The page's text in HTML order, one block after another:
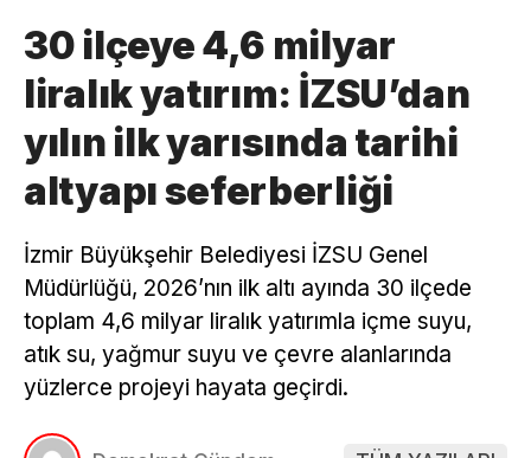
30 ilçeye 4,6 milyar
liralık yatırım: İZSU’dan
yılın ilk yarısında tarihi
altyapı seferberliği
İzmir Büyükşehir Belediyesi İZSU Genel
Müdürlüğü, 2026’nın ilk altı ayında 30 ilçede
toplam 4,6 milyar liralık yatırımla içme suyu,
atık su, yağmur suyu ve çevre alanlarında
yüzlerce projeyi hayata geçirdi.